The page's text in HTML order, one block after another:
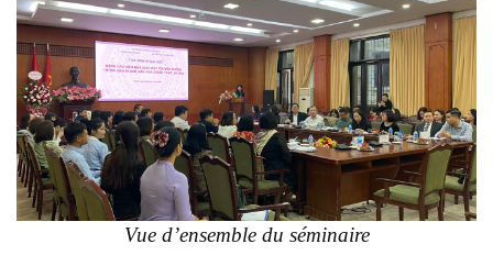
Vue d’ensemble du séminaire